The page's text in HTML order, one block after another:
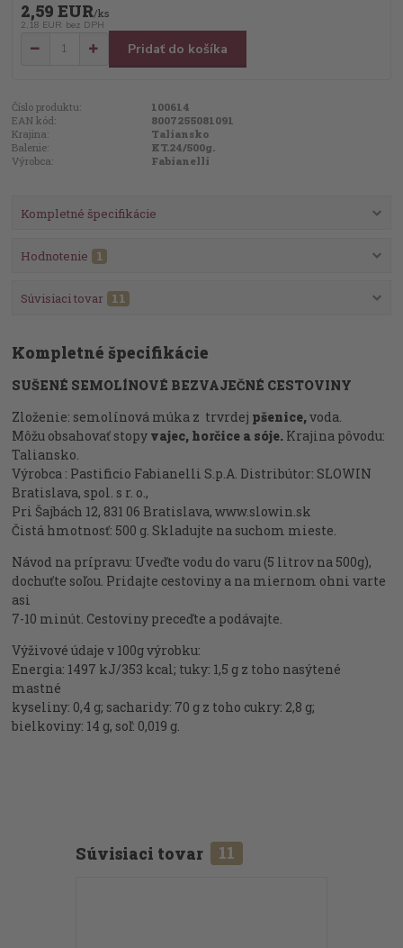
2,59 EUR/ks
2,18 EUR bez DPH
Pridať do košíka
Číslo produktu:
100614
EAN kód:
8007255081091
Krajina:
Taliansko
Balenie:
KT.24/500g.
Výrobca:
Fabianelli
Kompletné špecifikácie
Hodnotenie 1
Súvisiaci tovar 11
Kompletné špecifikácie
SUŠENÉ SEMOLÍNOVÉ BEZVAJEČNÉ CESTOVINY
Zloženie: semolínová múka z trvrdej pšenice,voda.
Môžu obsahovať stopy vajec, horčice a sóje. Krajina pôvodu:
Taliansko.
Výrobca : Pastificio Fabianelli S.p.A. Distribútor: SLOWIN
Bratislava, spol. s r. o.,
Pri Šajbách 12, 831 06 Bratislava, www.slowin.sk
Čistá hmotnosť: 500 g. Skladujte na suchom mieste.
Návod na prípravu: Uveďte vodu do varu (5 litrov na 500g),
dochuťte soľou. Pridajte cestoviny a na miernom ohni varte
asi
7-10 minút. Cestoviny preceďte a podávajte.
Výživové údaje v 100g výrobku:
Energia: 1497 kJ/353 kcal; tuky: 1,5 g z toho nasýtené
mastné
kyseliny: 0,4 g; sacharidy: 70 g z toho cukry: 2,8 g;
bielkoviny: 14 g, soľ: 0,019 g.
Súvisiaci tovar 11